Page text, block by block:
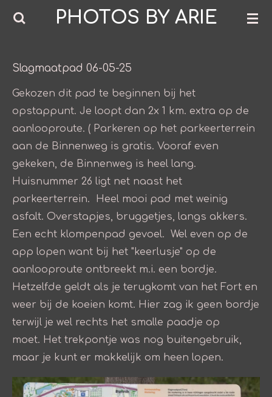
Ga
de
PHOTOS BY ARIE
Slagmaatpad 06-05-25
Gekozen dit pad te beginnen bij het
opstappunt. Je loopt dan 2x 1 km. extra op de
aanlooproute. ( Parkeren op het parkeerterrein
aan de Binnenweg is gratis. Vooraf even
gekeken, de Binnenweg is heel lang.
Huisnummer 26 ligt net naast het
parkeerterrein. Heel mooi pad met weinig
asfalt. Overstapjes, bruggetjes, langs akkers.
Een echt klompenpad gevoel. Wel even op de
app lopen want bij het "keerlusje" op de
aanlooproute ontbreekt m.i. een bordje.
Hetzelfde geldt als je terugkomt van het Fort en
weer bij de koeien komt. Hier zag ik geen bordje
terwijl je wel rechts het smalle paadje op
moet. Het trekpontje was nog buitengebruik,
maar je kunt er makkelijk om heen lopen.